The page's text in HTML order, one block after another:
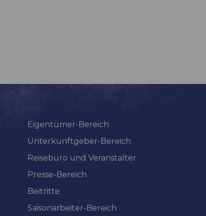
Eigentümer-Bereich
Unterkunftgeber-Bereich
Reisebüro und Veranstalter
Presse-Bereich
Beitritte
Saisonarbeiter-Bereich